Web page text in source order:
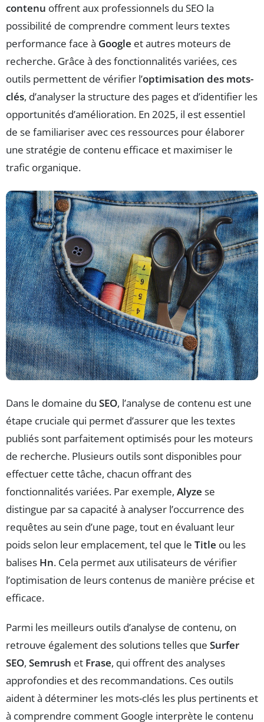
contenu offrent aux professionnels du SEO la
possibilité de comprendre comment leurs textes
performance face à Google et autres moteurs de
recherche. Grâce à des fonctionnalités variées, ces
outils permettent de vérifier l’optimisation des mots-
clés, d’analyser la structure des pages et d’identifier les
opportunités d’amélioration. En 2025, il est essentiel
de se familiariser avec ces ressources pour élaborer
une stratégie de contenu efficace et maximiser le
trafic organique.
Dans le domaine du SEO, l’analyse de contenu est une
étape cruciale qui permet d’assurer que les textes
publiés sont parfaitement optimisés pour les moteurs
de recherche. Plusieurs outils sont disponibles pour
effectuer cette tâche, chacun offrant des
fonctionnalités variées. Par exemple, Alyze se
distingue par sa capacité à analyser l’occurrence des
requêtes au sein d’une page, tout en évaluant leur
poids selon leur emplacement, tel que le Title ou les
balises Hn. Cela permet aux utilisateurs de vérifier
l’optimisation de leurs contenus de manière précise et
efficace.
Parmi les meilleurs outils d’analyse de contenu, on
retrouve également des solutions telles que Surfer
SEO, Semrush et Frase, qui offrent des analyses
approfondies et des recommandations. Ces outils
aident à déterminer les mots-clés les plus pertinents et
à comprendre comment Google interprète le contenu